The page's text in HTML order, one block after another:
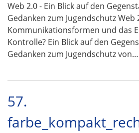
Web 2.0 - Ein Blick auf den
Gedanken zum Jugendschutz Web
Kommunikationsformen und das
Kontrolle? Ein Blick auf den
Gedanken zum Jugendschutz von…
57.